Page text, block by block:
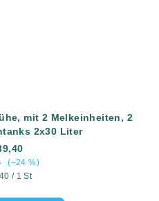
mit 2 Melkeinheiten, 2
2x30 Liter
(–24 %)
/ 1 St